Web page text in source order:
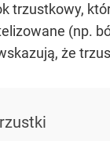
trzustkowy,
(np.
że